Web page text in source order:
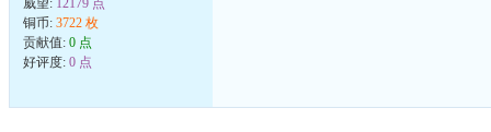
铜币: 3722 枚
贡献值: 0 点
好评度: 0 点